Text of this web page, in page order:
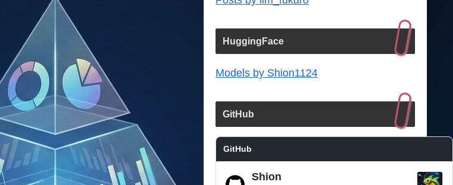
HuggingFace
Models by Shion1124
GitHub
GitHub
Shion